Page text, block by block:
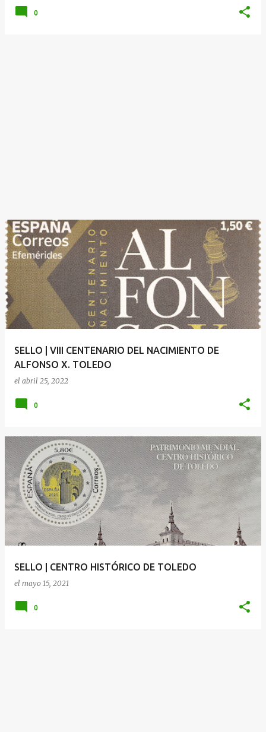
0
SELLO | VIII CENTENARIO DEL NACIMIENTO DE
ALFONSO X. TOLEDO
el abril 25, 2022
0
SELLO | CENTRO HISTÓRICO DE TOLEDO
el mayo 15, 2021
0